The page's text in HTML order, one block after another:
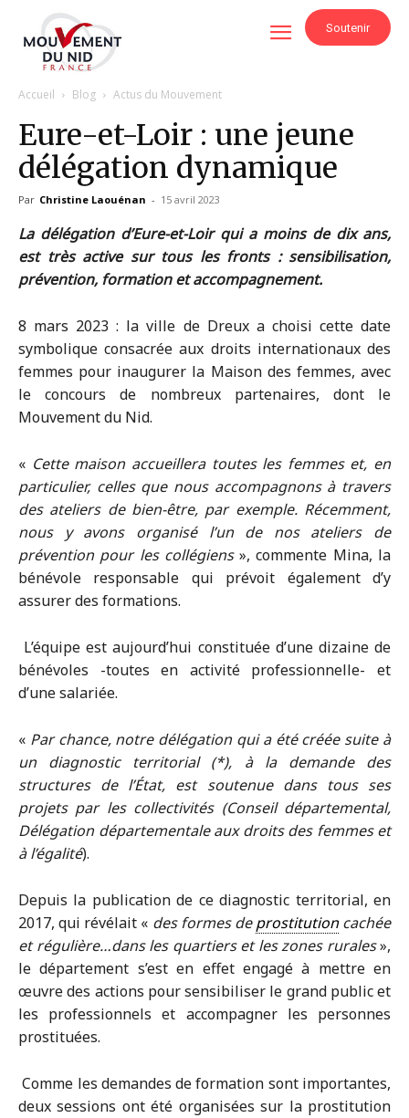
Soutenir
Accueil Blog Actus du Mouvement
Eure-et-Loir : une jeune
délégation dynamique
Par Christine Laouénan - 15 avril 2023
La délégation d’Eure-et-Loir qui a moins de dix ans,
est très active sur tous les fronts : sensibilisation,
prévention, formation et accompagnement.
8 mars 2023 : la ville de Dreux a choisi cette date
symbolique consacrée aux droits internationaux des
femmes pour inaugurer la Maison des femmes, avec
le concours de nombreux partenaires, dont le
Mouvement du Nid.
« Cette maison accueillera toutes les femmes et, en
particulier, celles que nous accompagnons à travers
des ateliers de bien-être, par exemple. Récemment,
nous y avons organisé l’un de nos ateliers de
prévention pour les collégiens», commente Mina, la
bénévole responsable qui prévoit également d’y
assurer des formations.
L’équipe est aujourd’hui constituée d’une dizaine de
bénévoles -toutes en activité professionnelle- et
d’une salariée.
« Par chance, notre délégation qui a été créée suite à
un diagnostic territorial (*), à la demande des
structures de l’État, est soutenue dans tous ses
projets par les collectivités (Conseil départemental,
Délégation départementale aux droits des femmes et
à l’égalité).
Depuis la publication de ce diagnostic territorial, en
2017, qui révélait « des formes deprostitutioncachée
et régulière…dans les quartiers et les zones rurales»,
le département s’est en effet engagé à mettre en
œuvre des actions pour sensibiliser le grand public et
les professionnels et accompagner les personnes
prostituées.
Comme les demandes de formation sont importantes,
deux sessions ont été organisées sur la prostitution